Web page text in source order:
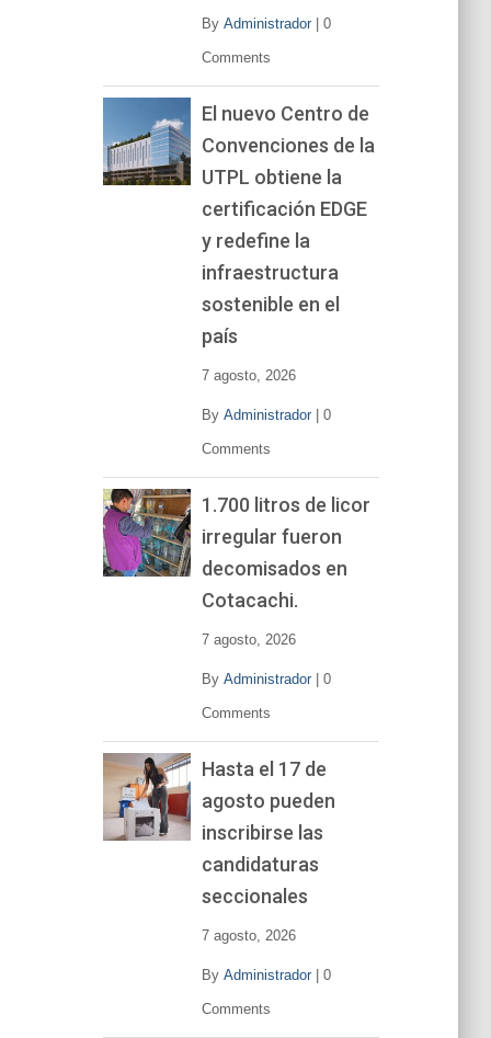
By Administrador| 0
Comments
El nuevo Centro de
Convenciones de la
UTPL obtiene la
certificación EDGE
y redefine la
infraestructura
sostenible en el
país
7 agosto, 2026
By Administrador| 0
Comments
1.700 litros de licor
irregular fueron
decomisados en
Cotacachi.
7 agosto, 2026
By Administrador| 0
Comments
Hasta el 17 de
agosto pueden
inscribirse las
candidaturas
seccionales
7 agosto, 2026
By Administrador| 0
Comments